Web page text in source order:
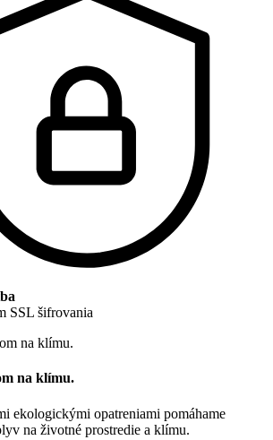
SSL šifrovania
na klímu.
ekologickými opatreniami pomáhame
na životné prostredie a klímu.